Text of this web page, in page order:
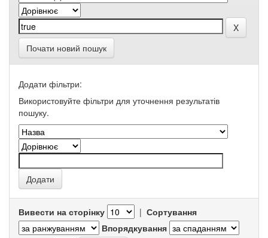
Почати новий пошук
Додати фільтри:
Використовуйте фільтри для уточнення результатів
пошуку.
Вивести на сторінку | Сортування
Впорядкування